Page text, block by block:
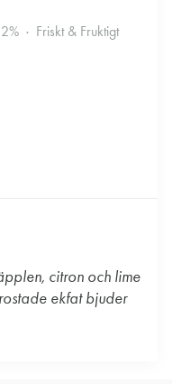
Friskt & Fruktigt
citron och lime
ekfat bjuder